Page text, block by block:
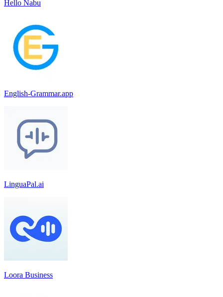
Hello Nabu
English-Grammar.app
LinguaPal.ai
Loora Business